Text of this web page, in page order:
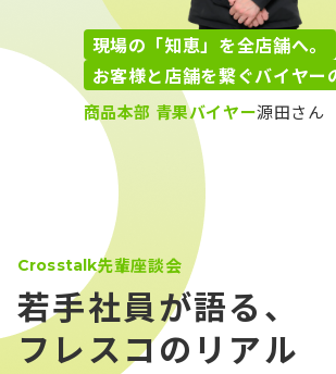
現場の「知恵」を全店舗へ。
お客様と店舗を繋ぐバイヤー
商品本部 青果バイヤー源田さん
Crosstalk先輩座談会
若手社員が語る、
フレスコのリアル